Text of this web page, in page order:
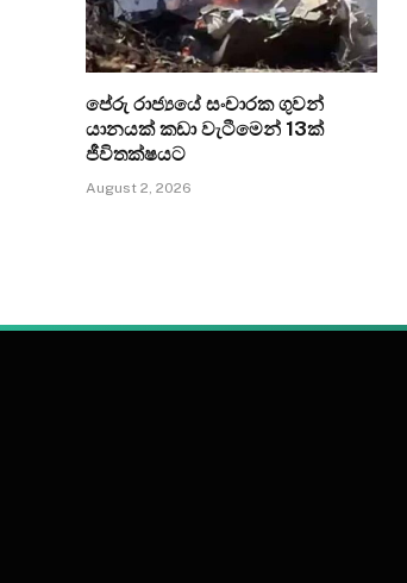
පේරු රාජ්‍යයේ සංචාරක ගුවන්
යානයක් කඩා වැටීමෙන් 13ක්
ජීවිතක්ෂයට
August 2, 2026